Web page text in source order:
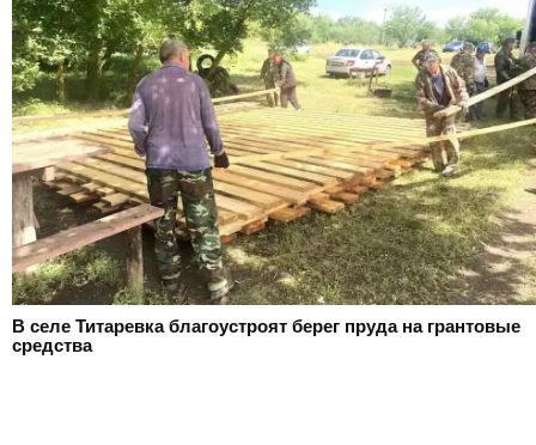
В селе Титаревка благоустроят берег пруда на грантовые
средства